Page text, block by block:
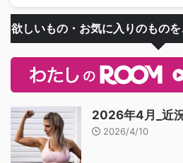
欲しいもの・お気に入りのもの
2026年4月_近
2026/4/10